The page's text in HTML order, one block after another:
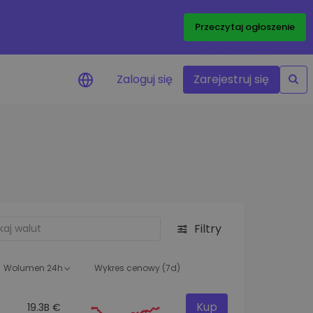
Przeczytaj ogłoszenie
optymalne wyniki
Zaloguj się Zarejestruj się
Filtry
Wolumen 24h Wykres cenowy (7d)
19.3B € Kup